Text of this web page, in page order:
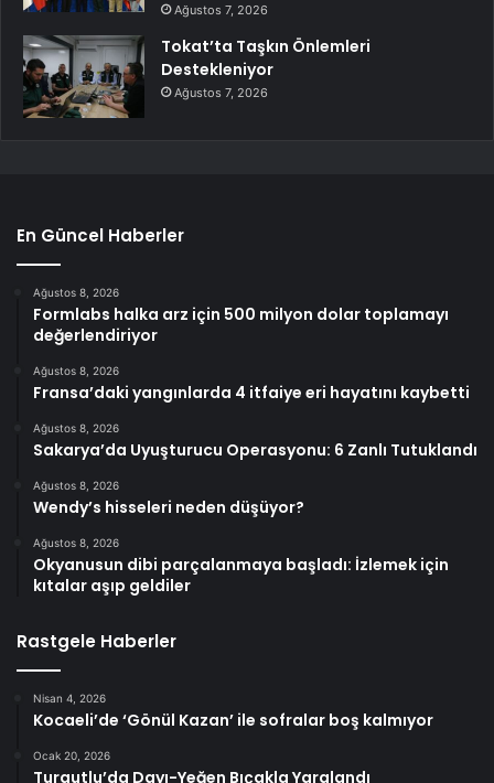
Ağustos 7, 2026
Tokat’ta Taşkın Önlemleri
Destekleniyor
Ağustos 7, 2026
En Güncel Haberler
Ağustos 8, 2026
Formlabs halka arz için 500 milyon dolar toplamayı
değerlendiriyor
Ağustos 8, 2026
Fransa’daki yangınlarda 4 itfaiye eri hayatını kaybetti
Ağustos 8, 2026
Sakarya’da Uyuşturucu Operasyonu: 6 Zanlı Tutuklandı
Ağustos 8, 2026
Wendy’s hisseleri neden düşüyor?
Ağustos 8, 2026
Okyanusun dibi parçalanmaya başladı: İzlemek için
kıtalar aşıp geldiler
Rastgele Haberler
Nisan 4, 2026
Kocaeli’de ‘Gönül Kazan’ ile sofralar boş kalmıyor
Ocak 20, 2026
Turgutlu’da Dayı-Yeğen Bıçakla Yaralandı